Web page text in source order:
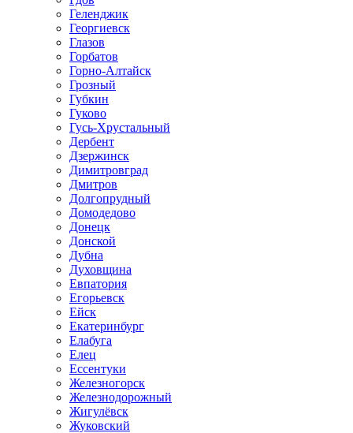
Геленджик
Георгиевск
Глазов
Горбатов
Горно-Алтайск
Грозный
Губкин
Гуково
Гусь-Хрустальный
Дербент
Дзержинск
Димитровград
Дмитров
Долгопрудный
Домодедово
Донецк
Донской
Дубна
Духовщина
Евпатория
Егорьевск
Ейск
Екатеринбург
Елабуга
Елец
Ессентуки
Железногорск
Железнодорожный
Жигулёвск
Жуковский